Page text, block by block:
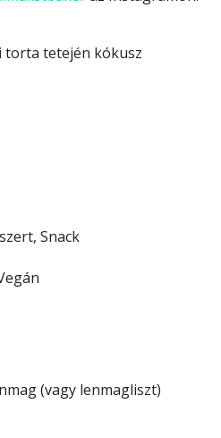
Snack
(vagy lenmagliszt)